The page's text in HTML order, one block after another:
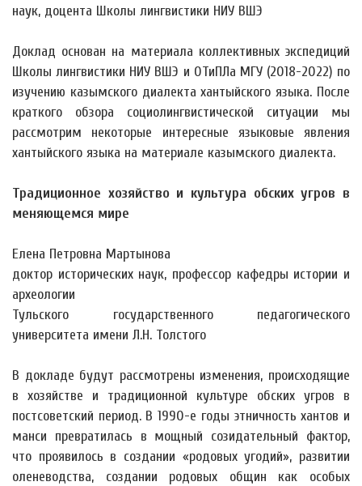
наук, доцента Школы лингвистики НИУ ВШЭ
Доклад основан на материала коллективных экспедиций
Школы лингвистики НИУ ВШЭ и ОТиПЛа МГУ (2018-2022) по
изучению казымского диалекта хантыйского языка. После
краткого обзора социолингвистической ситуации мы
рассмотрим некоторые интересные языковые явления
хантыйского языка на материале казымского диалекта.
Традиционное хозяйство и культура обских угров в
меняющемся мире
Елена Петровна Мартынова
доктор исторических наук, профессор кафедры истории и
археологии
Тульского государственного педагогического
университета имени Л.Н. Толстого
В докладе будут рассмотрены изменения, происходящие
в хозяйстве и традиционной культуре обских угров в
постсоветский период. В 1990-е годы этничность хантов и
манси превратилась в мощный созидательный фактор,
что проявилось в создании «родовых угодий», развитии
оленеводства, создании родовых общин как особых